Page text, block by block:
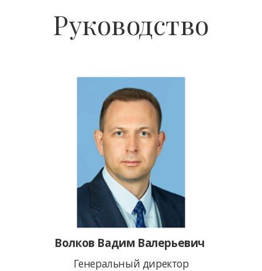
Руководство
Волков Вадим Валерьевич
Генеральный директор